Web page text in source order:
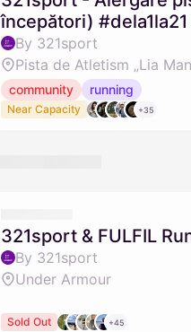
începători)
By 321sport
Pista de Atletism „Lia
community running
Near Capacity +35
321sport & FULFIL
By 321sport
Under Armour
Sold Out +45